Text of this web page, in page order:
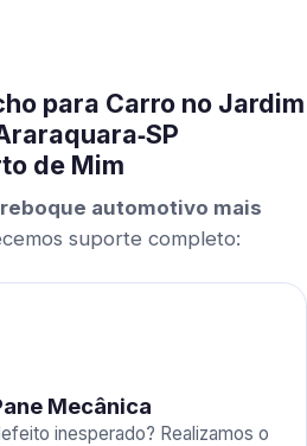
para Carro no Jardim
de Mim
automotivo mais
suporte completo:
Mecânica
inesperado? Realizamos o